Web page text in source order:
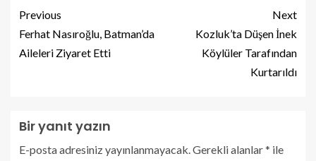
Previous
Ferhat Nasıroğlu, Batman’da
Aileleri Ziyaret Etti
Next
Kozluk’ta Düşen İnek
Köylüler Tarafından
Kurtarıldı
Bir yanıt yazın
E-posta adresiniz yayınlanmayacak.Gerekli alanlar* ile